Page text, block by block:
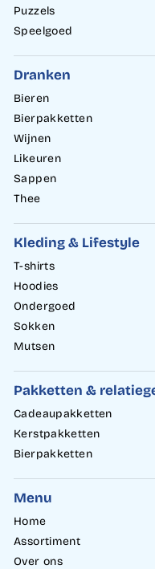
Puzzels
Speelgoed
Dranken
Bieren
Bierpakketten
Wijnen
Likeuren
Sappen
Thee
Kleding & Lifestyle
T-shirts
Hoodies
Ondergoed
Sokken
Mutsen
Pakketten &
Cadeaupakketten
Kerstpakketten
Bierpakketten
Menu
Home
Assortiment
Over ons